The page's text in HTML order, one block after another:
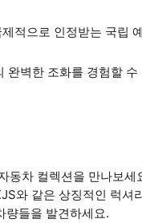
적으로 인정받는 국립
벽한 조화를 경험할
동차 컬렉션을 만나보세
와 같은 상징적인 럭셔
량들을 발견하세요.